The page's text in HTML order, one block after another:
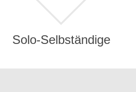
Solo-Selbständige